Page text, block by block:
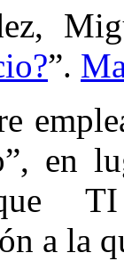
”.
en
a la